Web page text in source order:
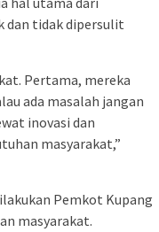
dan tidak dipersulit
Pertama, mereka
ada masalah jangan
inovasi dan
masyarakat,”
Pemkot Kupang
masyarakat.